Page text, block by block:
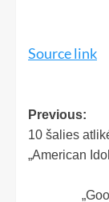
Source link
Previous:
10 šalies
„American